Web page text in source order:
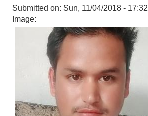
Submitted on: Sun, 11/04/2018 - 17:32
Image: